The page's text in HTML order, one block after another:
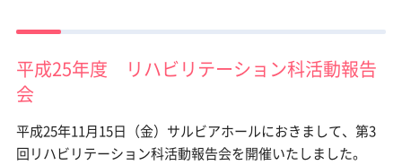
平成25年度 リハビリテーション科活動報告
会
平成25年11月15日（金）サルビアホールにおきまして、第3
回リハビリテーション科活動報告会を開催いたしました。